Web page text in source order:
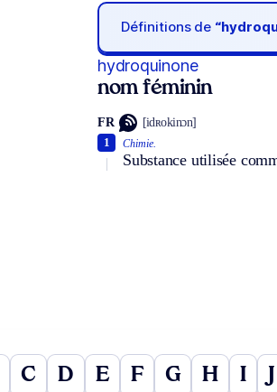
Définitions de
hydroquinone
nom féminin
FR [idʀokinɔn]
Chimie.
Substance utilisée
1
C D E F G H I